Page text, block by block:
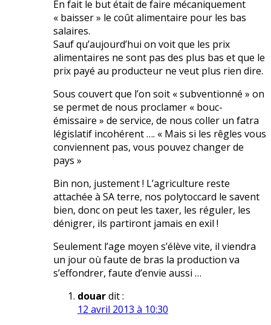
En fait le but était de faire mécaniquement
« baisser » le coût alimentaire pour les bas
salaires.
Sauf qu’aujourd’hui on voit que les prix
alimentaires ne sont pas des plus bas et que le
prix payé au producteur ne veut plus rien dire.
Sous couvert que l’on soit « subventionné » on
se permet de nous proclamer « bouc-
émissaire » de service, de nous coller un fatra
législatif incohérent …. « Mais si les rêgles vous
conviennent pas, vous pouvez changer de
pays »
Bin non, justement ! L’agriculture reste
attachée à SA terre, nos polytoccard le savent
bien, donc on peut les taxer, les réguler, les
dénigrer, ils partiront jamais en exil !
Seulement l’age moyen s’élève vite, il viendra
un jour où faute de bras la production va
s’effondrer, faute d’envie aussi …
douardit :
12 avril 2013 à 10:30